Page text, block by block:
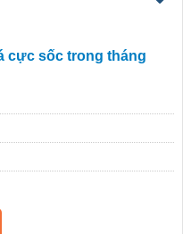
cực sốc trong tháng